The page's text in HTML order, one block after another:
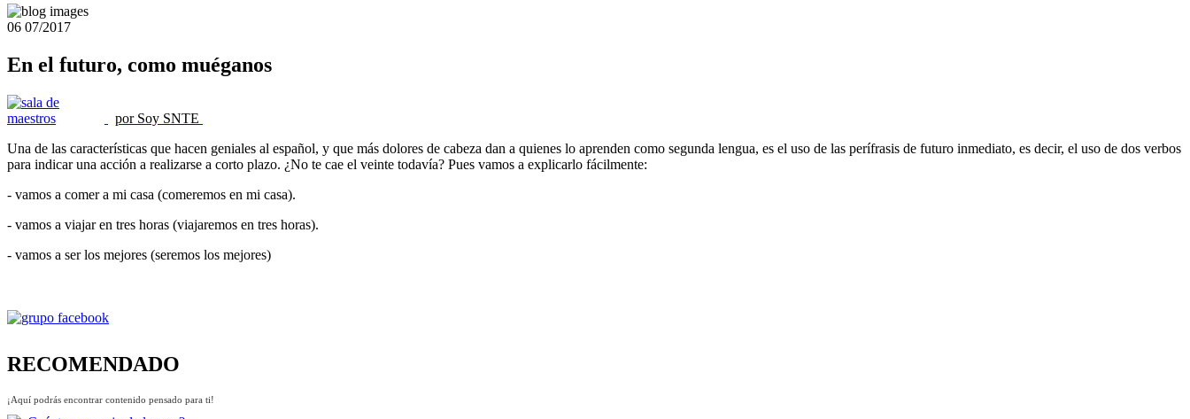
06 07/2017
En el futuro, como muéganos
por Soy SNTE
Una de las características que hacen geniales al español, y que más dolores de cabeza dan a quienes lo aprenden como segunda lengua, es el uso de las perífrasis de futuro inmediato, es decir, el uso de dos verbos
para indicar una acción a realizarse a corto plazo. ¿No te cae el veinte todavía? Pues vamos a explicarlo fácilmente:
- vamos a comer a mi casa (comeremos en mi casa).
- vamos a viajar en tres horas (viajaremos en tres horas).
- vamos a ser los mejores (seremos los mejores)
RECOMENDADO
¡Aquí podrás encontrar contenido pensado para ti!